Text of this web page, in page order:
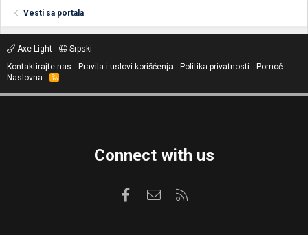
Vesti sa portala
Axe Light
Srpski
Kontaktirajte nas
Pravila i uslovi korišćenja Politika privatnosti
Pomoć
Naslovna
R
S
Connect with us
FacebookKontaktirajte nas